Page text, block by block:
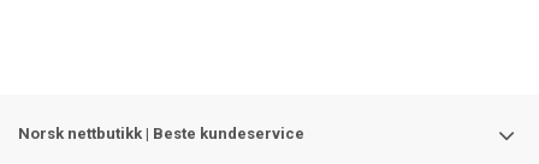
Norsk nettbutikk | Beste kundeservice